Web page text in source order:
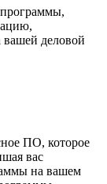
вашей деловой
ПО, которое
вас
на вашем